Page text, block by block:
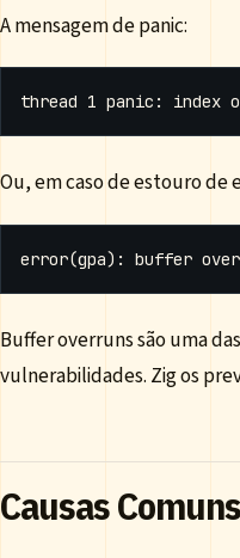
A mensagem de panic:
Ou, em caso de estouro
Buffer overruns são uma
vulnerabilidades. Zig os
Causas Comuns